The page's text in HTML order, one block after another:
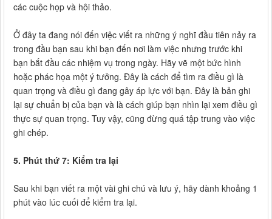
các cuộc họp và hội thảo.
Ở đây ta đang nói đến việc viết ra những ý nghĩ đầu tiên nảy ra
trong đầu bạn sau khi bạn đến nơi làm việc nhưng trước khi
bạn bắt đầu các nhiệm vụ trong ngày. Hãy vẽ một bức hình
hoặc phác họa một ý tưởng. Đây là cách để tìm ra điều gì là
quan trọng và điều gì đang gây áp lực với bạn. Đây là bản ghi
lại sự chuẩn bị của bạn và là cách giúp bạn nhìn lại xem điều gì
thực sự quan trọng. Tuy vậy, cũng đừng quá tập trung vào việc
ghi chép.
5. Phút thứ 7: Kiểm tra lại
Sau khi bạn viết ra một vài ghi chú và lưu ý, hãy dành khoảng 1
phút vào lúc cuối để kiểm tra lại.